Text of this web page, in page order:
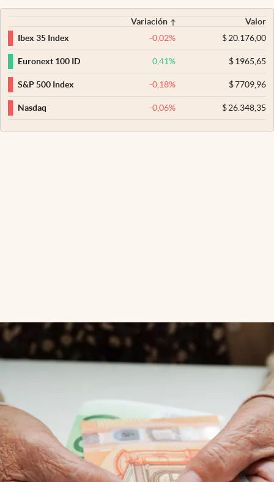
Variación
Valor
Ibex 35 Index
-0,02% $20.176,00
Euronext 100 ID 0,41% $1965,65
S&P 500 Index -0,18% $7709,96
Nasdaq -0,06% $26.348,35